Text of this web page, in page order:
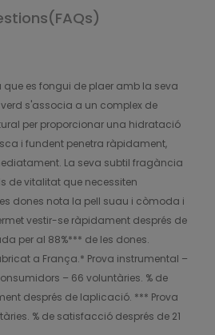
es fongui de plaer amb la seva
verd s'associa a un complex de
per proporcionar una hidratació
i fundent penetra ràpidament,
La seva subtil fragància
de vitalitat que necessiten
dones nota la pell suau i còmoda i
vestir-se ràpidament després de
per al 88%*** de les dones.
a França.* Prova instrumental –
– 66 voluntàries. % de
després de laplicació. *** Prova
% de satisfacció després de 21